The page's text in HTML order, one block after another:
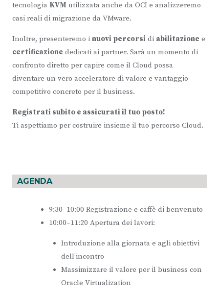
tecnologia KVM utilizzata anche da OCI e analizzeremo
casi reali di migrazione da VMware.
Inoltre, presenteremo i nuovi percorsi di abilitazione e
certificazione dedicati ai partner. Sarà un momento di
confronto diretto per capire come il Cloud possa
diventare un vero acceleratore di valore e vantaggio
competitivo concreto per il business.
Registrati subito e assicurati il tuo posto!
Ti aspettiamo per costruire insieme il tuo percorso Cloud.
AGENDA
9:30–10:00 Registrazione e caffè di benvenuto
10:00–11:20 Apertura dei lavori:
Introduzione alla giornata e agli obiettivi
dell’incontro
Massimizzare il valore per il business con
Oracle Virtualization